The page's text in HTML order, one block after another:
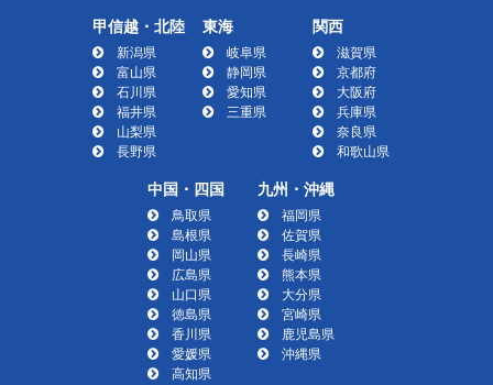
甲信越・北陸
新潟県
富山県
石川県
福井県
山梨県
長野県
東海
岐阜県
静岡県
愛知県
三重県
関西
滋賀県
京都府
大阪府
兵庫県
奈良県
和歌山県
中国・四国
鳥取県
島根県
岡山県
広島県
山口県
徳島県
香川県
愛媛県
高知県
九州・沖縄
福岡県
佐賀県
長崎県
熊本県
大分県
宮崎県
鹿児島県
沖縄県